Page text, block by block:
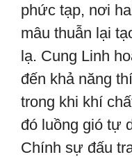
phức tạp, nơi
mâu thuẫn lại
lạ. Cung Linh
đến khả năng
trong khi khí
đó luồng gió tự
Chính sự đấu